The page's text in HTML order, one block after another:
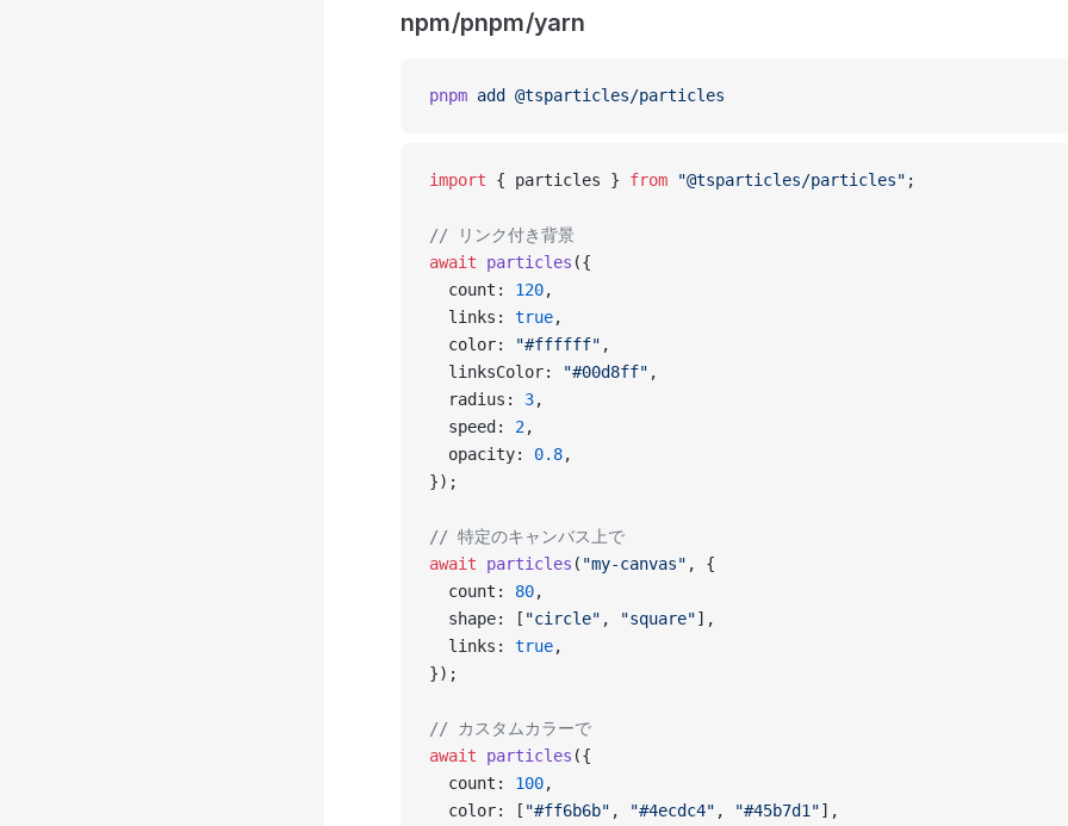
npm/pnpm/yarn
pnpm add @tsparticles/particles
import { particles } from "@tsparticles/particles" ;
// リンク付き背景
await particles ({
  count:
120,
  links:
true,
  color:
"#ffffff" ,
  linksColor:
"#00d8ff" ,
  radius:
3,
  speed:
2,
  opacity:
0.8,
});
// 特定のキャンバス上で
await particles ( "my-canvas" , {
  count:
80,
  shape: [
"circle" , "square"],
  links:
true,
});
// カスタムカラーで
await particles ({
  count:
100,
  color: [
"#ff6b6b" , "#4ecdc4" , "#45b7d1"],